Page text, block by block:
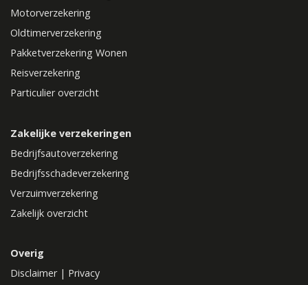
Motorverzekering
Oldtimerverzekering
Pakketverzekering Wonen
Reisverzekering
Particulier overzicht
Zakelijke verzekeringen
Bedrijfsautoverzekering
Bedrijfsschadeverzekering
Verzuimverzekering
Zakelijk overzicht
Overig
Disclaimer| Privacy